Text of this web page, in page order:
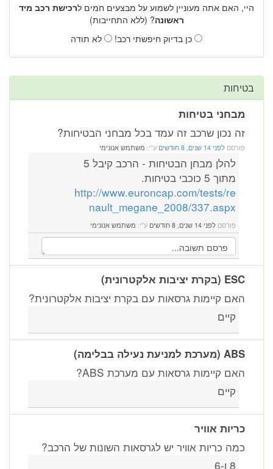
היי, האם אתה מעוניין לשמוע על מבצעים חמים לרכישת רכב מיד
ראשונה? (ללא התחייבות)
כן בדיוק חיפשתי רכב!
לא תודה
בטיחות
מבחני בטיחות
זה נכון שרכב זה עמד בכל מבחני הבטיחות?
פורסם לפני 14 שנים, 8 חודשים ע"י: משתמש אנונימי
להלן מבחן הבטיחות - הרכב קיבל 5
מתוך 5 כוכבי בטיחות.
http://www.euroncap.com/tests/re
nault_megane_2008/337.aspx
פורסם לפני 14 שנים, 8 חודשים ע"י: משתמש אנונימי
ESC (בקרת יציבות אלקטרונית)
האם קיימות גרסאות עם בקרת יציבות אלקטרונית?
קיים
ABS (מערכת למניעת נעילה בבלימה)
האם קיימות גרסאות עם מערכת ABS?
קיים
כריות אוויר
כמה כריות אוויר יש לגרסאות השונות של הרכב?
8 ו-6